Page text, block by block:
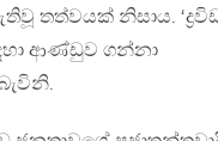
තත්වයක් නිසාය.
ආණ්ඩුව ගන්නා